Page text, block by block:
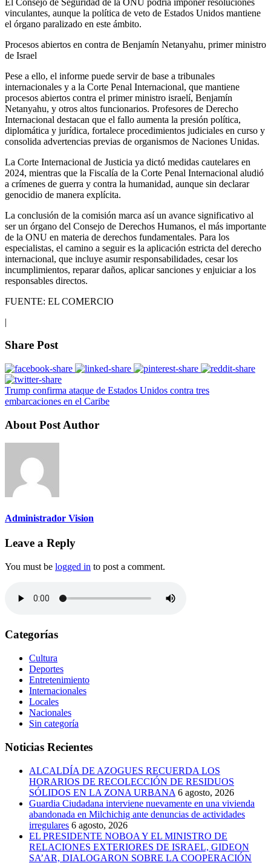
vinculantes, aunque la política de veto de Estados Unidos mantiene
el órgano paralizado en este ámbito.
Procesos abiertos en contra de Benjamín Netanyahu, primer ministro
de Israel
Pese a ello, el informe puede servir de base a tribunales
internacionales y a la Corte Penal Internacional, que mantiene
procesos abiertos contra el primer ministro israelí, Benjamín
Netanyahu, y otros altos funcionarios. Profesores de Derecho
Internacional destacan que el fallo aumenta la presión política,
diplomática y jurídica, fortalece procedimientos judiciales en curso y
consolida advertencias previas de organismos de Naciones Unidas.
La Corte Internacional de Justicia ya dictó medidas cautelares en
2024, mientras que la Fiscalía de la Corte Penal Internacional aludió
a crímenes de guerra y contra la humanidad, aunque sin declarar
genocidio de manera explícita.
La conclusión de la comisión marca así un avance significativo al
ser un órgano del Consejo de Derechos Humanos, el más importante
de la ONU en materia de derechos fundamentales. Para los
especialistas, el camino a seguir es la aplicación estricta del derecho
internacional, que incluye asumir responsabilidades, cesar los
incumplimientos, reparar daños, aplicar sanciones y enjuiciar a los
responsables directos.
FUENTE: EL COMERCIO
|
Share Post
Trump confirma ataque de Estados Unidos contra tres
embarcaciones en el Caribe
About Post Author
Administrador Vision
Leave a Reply
You must be logged in to post a comment.
Categorías
Cultura
Deportes
Entretenimiento
Internacionales
Locales
Nacionales
Sin categoría
Noticias Recientes
ALCALDÍA DE AZOGUES RECUERDA LOS
HORARIOS DE RECOLECCIÓN DE RESIDUOS
SÓLIDOS EN LA ZONA URBANA 6 agosto, 2026
Guardia Ciudadana interviene nuevamente en una vivienda
abandonada en Milchichig ante denuncias de actividades
irregulares 6 agosto, 2026
EL PRESIDENTE NOBOA Y EL MINISTRO DE
RELACIONES EXTERIORES DE ISRAEL, GIDEON
SA’AR, DIALOGARON SOBRE LA COOPERACIÓN